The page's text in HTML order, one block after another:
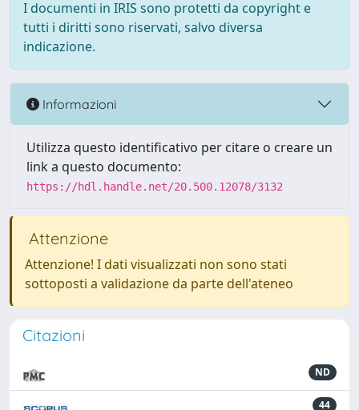
I documenti in IRIS sono protetti da copyright e
tutti i diritti sono riservati, salvo diversa
indicazione.
Informazioni
Utilizza questo identificativo per citare o creare un
link a questo documento:
https://hdl.handle.net/20.500.12078/3132
Attenzione
Attenzione! I dati visualizzati non sono stati
sottoposti a validazione da parte dell'ateneo
Citazioni
ND
44